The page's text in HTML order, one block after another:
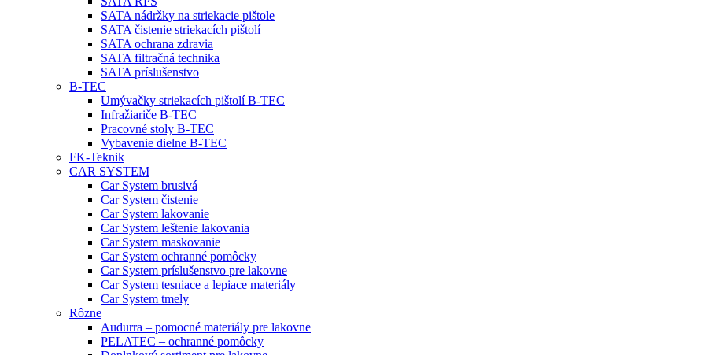
SATA nádržky na striekacie pištole
SATA čistenie striekacích pištolí
SATA ochrana zdravia
SATA filtračná technika
SATA príslušenstvo
B-TEC
Umývačky striekacích pištolí B-TEC
Infražiariče B-TEC
Pracovné stoly B-TEC
Vybavenie dielne B-TEC
FK-Teknik
CAR SYSTEM
Car System brusivá
Car System čistenie
Car System lakovanie
Car System leštenie lakovania
Car System maskovanie
Car System ochranné pomôcky
Car System príslušenstvo pre lakovne
Car System tesniace a lepiace materiály
Car System tmely
Rôzne
Audurra – pomocné materiály pre lakovne
PELATEC – ochranné pomôcky